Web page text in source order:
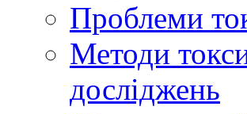
Проблеми
Методи
досліджень